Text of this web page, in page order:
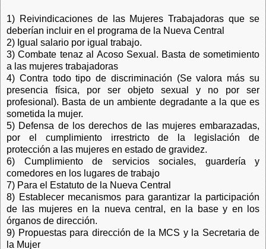
1) Reivindicaciones de las Mujeres Trabajadoras que se
deberían incluir en el programa de la Nueva Central
2) Igual salario por igual trabajo.
3) Combate tenaz al Acoso Sexual. Basta de sometimiento
a las mujeres trabajadoras
4) Contra todo tipo de discriminación (Se valora más su
presencia física, por ser objeto sexual y no por ser
profesional). Basta de un ambiente degradante a la que es
sometida la mujer.
5) Defensa de los derechos de las mujeres embarazadas,
por el cumplimiento irrestricto de la legislación de
protección a las mujeres en estado de gravidez.
6) Cumplimiento de servicios sociales, guardería y
comedores en los lugares de trabajo
7) Para el Estatuto de la Nueva Central
8) Establecer mecanismos para garantizar la participación
de las mujeres en la nueva central, en la base y en los
órganos de dirección.
9) Propuestas para dirección de la MCS y la Secretaria de
la Mujer